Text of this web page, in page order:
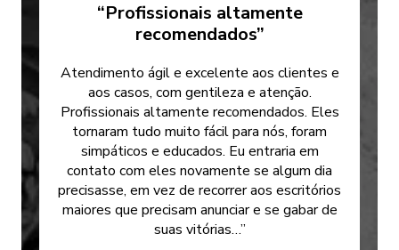
“Profissionais altamente
recomendados”
Atendimento ágil e excelente aos clientes e
aos casos, com gentileza e atenção.
Profissionais altamente recomendados. Eles
tornaram tudo muito fácil para nós, foram
simpáticos e educados. Eu entraria em
contato com eles novamente se algum dia
precisasse, em vez de recorrer aos escritórios
maiores que precisam anunciar e se gabar de
suas vitórias…”